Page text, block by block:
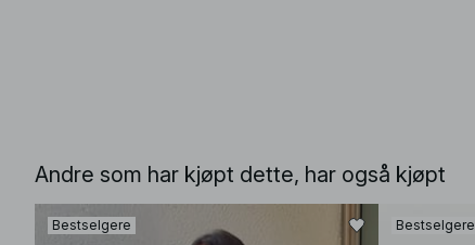
Andre som har kjøpt dette, har også kjøpt
Bestselgere Bestselgere